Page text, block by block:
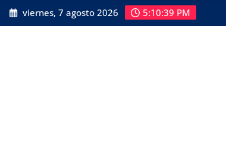
Saltar
al
viernes, 7 agosto 2026 5:10:40 PM